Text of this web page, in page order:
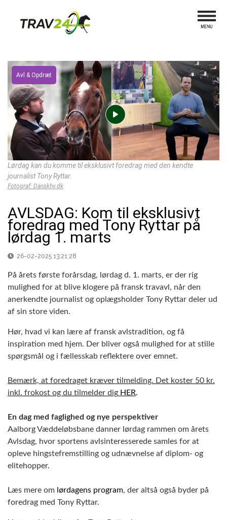
Avl & Opdræt
Lørdag kan du komme til eksklusivt foredrag med den kendte
journalist Tony Ryttar.
Fotograf: Danskhv.dk
AVLSDAG: Kom til eksklusivt
foredrag med Tony Ryttar på
lørdag 1. marts
26-02-2025 13:21:28
På årets første forårsdag, lørdag d. 1. marts, er der rig
mulighed for at blive klogere på fransk travavl, når den
anerkendte journalist og oplægsholder Tony Ryttar deler ud
af sin store viden.
Hør, hvad vi kan lære af fransk avlstradition, og få
inspiration med hjem. Der bliver også mulighed for at stille
spørgsmål og i fællesskab reflektere over emnet.
Bemærk, at foredraget kræver tilmelding. Det koster 50 kr.
inkl. frokost og du tilmelder dig HER.
En dag med faglighed og nye perspektiver
Aalborg Væddeløbsbane danner lørdag rammen om årets
Avlsdag, hvor sportens avlsinteresserede samles for at
opleve hingstefremstilling og udnævnelse af diplom- og
elitehopper.
Læs mere om lørdagens program, der altså også byder på
foredrag med Tony Ryttar.